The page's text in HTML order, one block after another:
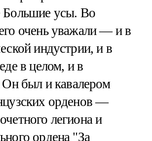
Большие усы. Во
очень уважали — и в
индустрии, и в
в целом, и в
Он был и кавалером
орденов —
легиона и
ордена "За